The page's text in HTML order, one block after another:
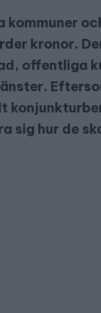
kommuner
kronor.
offentliga
sig hur de